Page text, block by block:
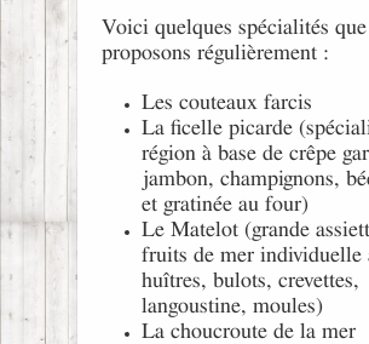
Voici quelques spécialités que
proposons régulièrement :
Les couteaux farcis
La ficelle picarde
région à base de crêpe
jambon, champignons,
et gratinée au four)
Le Matelot (grande
fruits de mer individuelle
huîtres, bulots, crevettes,
langoustine, moules)
La choucroute de la mer